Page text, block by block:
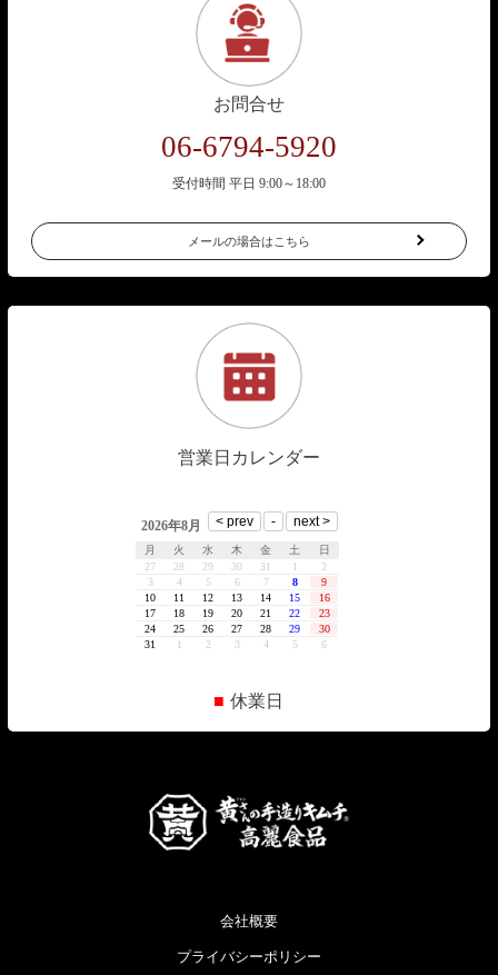
お問合せ
06-6794-5920
受付時間 平日 9:00～18:00
メールの場合はこちら
営業日カレンダー
■ 休業日
会社概要
プライバシーポリシー